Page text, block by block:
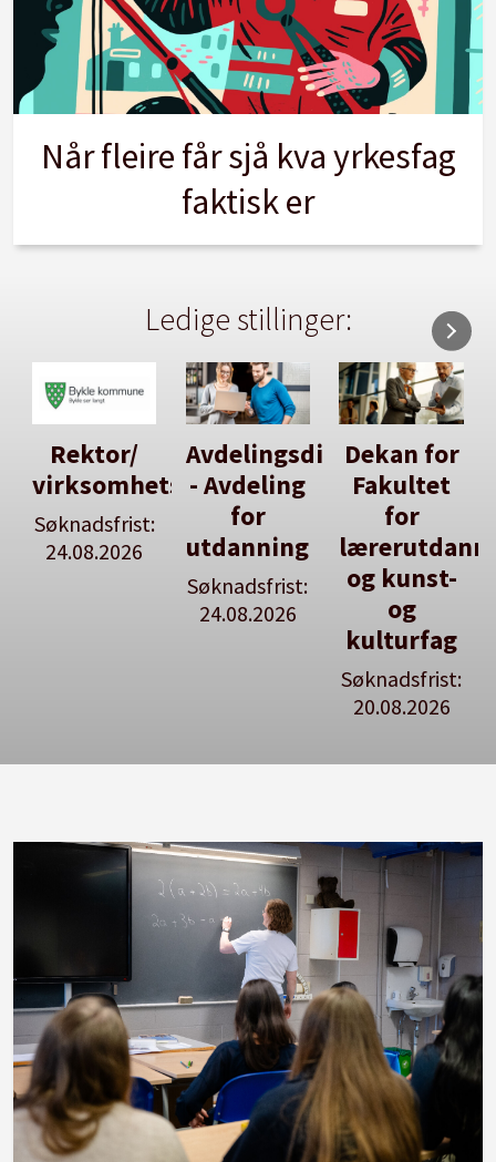
Når fleire får sjå kva yrkesfag
faktisk er
Ledige stillinger:
Avdelingsdirektør
- Avdeling
for
utdanning
Dekan for
Fakultet
for
lærerutdanning
og kunst-
og
Her kan
du utlyse
en ledig
stilling
Se våre
stillingspakker